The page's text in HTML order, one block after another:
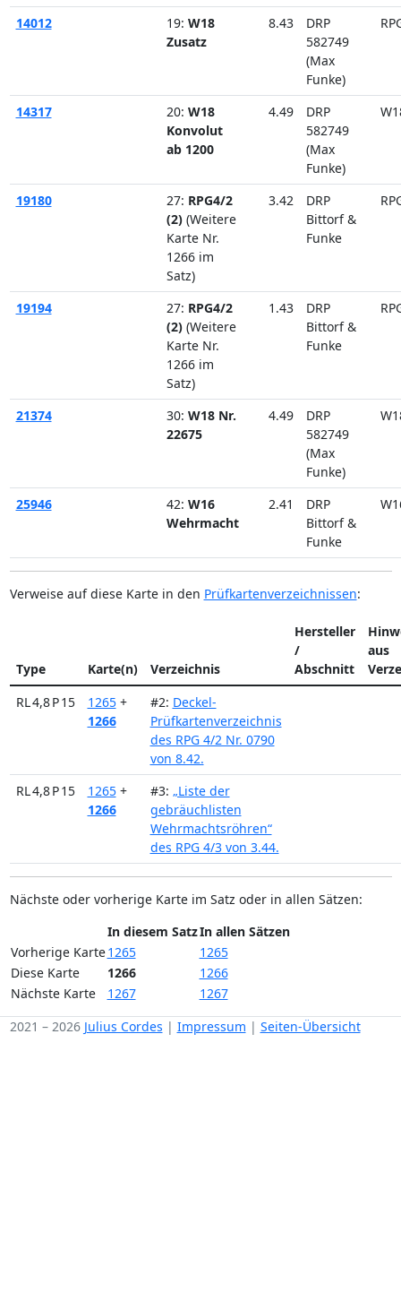
14012 19: W18
Zusatz
8.43
DRP
582749
(Max
Funke)
14317 20: W18
Konvolut
ab 1200
4.49
DRP
582749
(Max
Funke)
19180 27: RPG4/2
(2) (Weitere
Karte Nr.
1266 im
Satz)
3.42
DRP
Bittorf &
Funke
19194 27: RPG4/2
(2) (Weitere
Karte Nr.
1266 im
Satz)
1.43
DRP
Bittorf &
Funke
21374 30: W18 Nr.
22675
4.49
DRP
582749
(Max
Funke)
25946 42: W16
Wehrmacht
2.41
DRP
Bittorf &
Funke
Verweise auf diese Karte in den Prüfkartenverzeichnissen:
Type Karte(n) Verzeichnis
Hersteller
/
Abschnitt
aus
RL 4,8 P 15
1265 +
1266
#2: Deckel-
Prüfkartenverzeichnis
des RPG 4/2 Nr. 0790
von 8.42.
RL 4,8 P 15
1265 +
1266
#3: „Liste der
gebräuchlisten
Wehrmachtsröhren“
des RPG 4/3 von 3.44.
Nächste oder vorherige Karte im Satz oder in allen Sätzen:
In diesem SatzIn allen Sätzen
Vorherige Karte1265
1265
Diese Karte
1266
1266
Nächste Karte
1267
1267
2021 – 2026 Julius Cordes | Impressum | Seiten-Übersicht